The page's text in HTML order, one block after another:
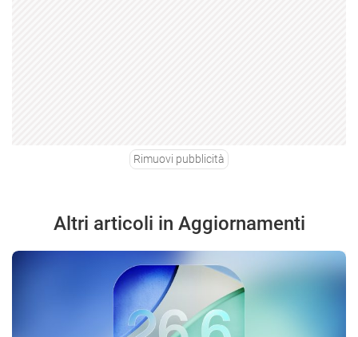
Rimuovi pubblicità
Altri articoli in Aggiornamenti